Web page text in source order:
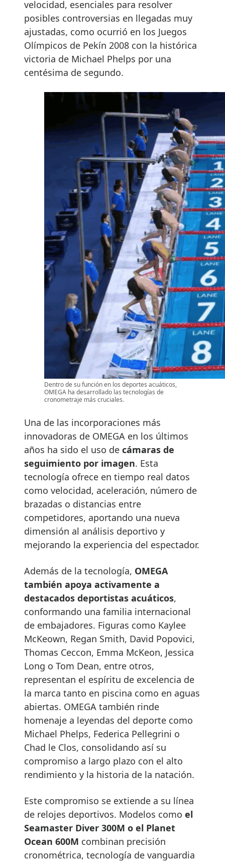
velocidad, esenciales para resolver
posibles controversias en llegadas muy
ajustadas, como ocurrió en los Juegos
Olímpicos de Pekín 2008 con la histórica
victoria de Michael Phelps por una
centésima de segundo.
Dentro de su función en los deportes acuáticos,
OMEGA ha desarrollado las tecnologías de
cronometraje más cruciales.
Una de las incorporaciones más
innovadoras de OMEGA en los últimos
años ha sido el uso de cámaras de
seguimiento por imagen. Esta
tecnología ofrece en tiempo real datos
como velocidad, aceleración, número de
brazadas o distancias entre
competidores, aportando una nueva
dimensión al análisis deportivo y
mejorando la experiencia del espectador.
Además de la tecnología, OMEGA
también apoya activamente a
destacados deportistas acuáticos,
conformando una familia internacional
de embajadores. Figuras como Kaylee
McKeown, Regan Smith, David Popovici,
Thomas Ceccon, Emma McKeon, Jessica
Long o Tom Dean, entre otros,
representan el espíritu de excelencia de
la marca tanto en piscina como en aguas
abiertas. OMEGA también rinde
homenaje a leyendas del deporte como
Michael Phelps, Federica Pellegrini o
Chad le Clos, consolidando así su
compromiso a largo plazo con el alto
rendimiento y la historia de la natación.
Este compromiso se extiende a su línea
de relojes deportivos. Modelos como el
Seamaster Diver 300M o el Planet
Ocean 600M combinan precisión
cronométrica, tecnología de vanguardia